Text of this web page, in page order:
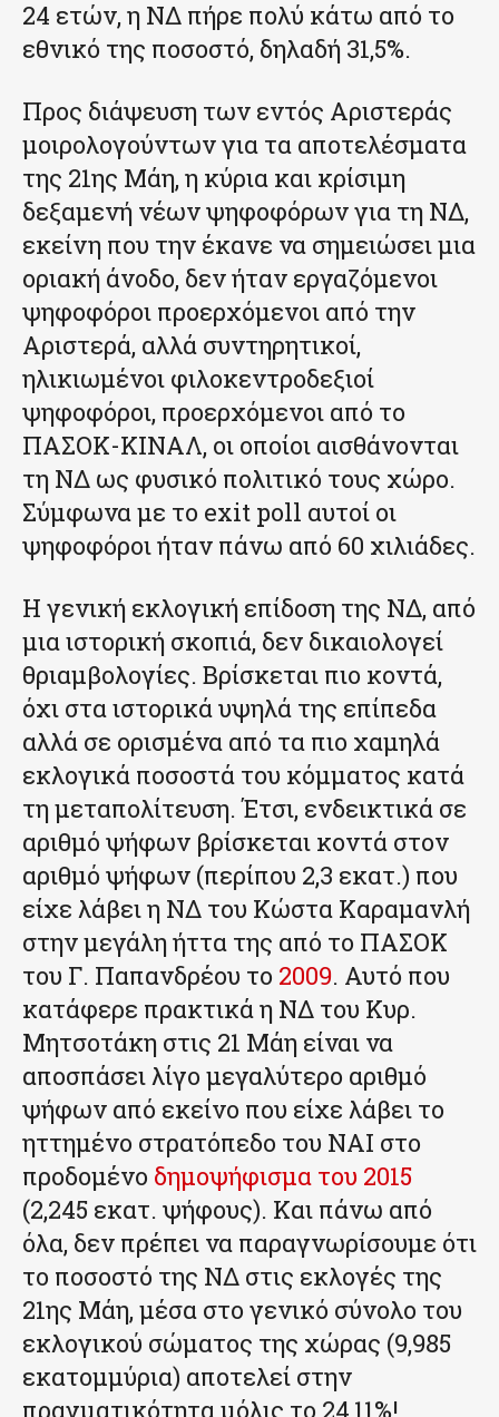
24 ετών, η ΝΔ πήρε πολύ κάτω από το
εθνικό της ποσοστό, δηλαδή 31,5%.
Προς διάψευση των εντός Αριστεράς
μοιρολογούντων για τα αποτελέσματα
της 21ης Μάη, η κύρια και κρίσιμη
δεξαμενή νέων ψηφοφόρων για τη ΝΔ,
εκείνη που την έκανε να σημειώσει μια
οριακή άνοδο, δεν ήταν εργαζόμενοι
ψηφοφόροι προερχόμενοι από την
Αριστερά, αλλά συντηρητικοί,
ηλικιωμένοι φιλοκεντροδεξιοί
ψηφοφόροι, προερχόμενοι από το
ΠΑΣΟΚ-ΚΙΝΑΛ, οι οποίοι αισθάνονται
τη ΝΔ ως φυσικό πολιτικό τους χώρο.
Σύμφωνα με το exit poll αυτοί οι
ψηφοφόροι ήταν πάνω από 60 χιλιάδες.
Η γενική εκλογική επίδοση της ΝΔ, από
μια ιστορική σκοπιά, δεν δικαιολογεί
θριαμβολογίες. Βρίσκεται πιο κοντά,
όχι στα ιστορικά υψηλά της επίπεδα
αλλά σε ορισμένα από τα πιο χαμηλά
εκλογικά ποσοστά του κόμματος κατά
τη μεταπολίτευση. Έτσι, ενδεικτικά σε
αριθμό ψήφων βρίσκεται κοντά στον
αριθμό ψήφων (περίπου 2,3 εκατ.) που
είχε λάβει η ΝΔ του Κώστα Καραμανλή
στην μεγάλη ήττα της από το ΠΑΣΟΚ
του Γ. Παπανδρέου το 2009. Αυτό που
κατάφερε πρακτικά η ΝΔ του Κυρ.
Μητσοτάκη στις 21 Μάη είναι να
αποσπάσει λίγο μεγαλύτερο αριθμό
ψήφων από εκείνο που είχε λάβει το
ηττημένο στρατόπεδο του ΝΑΙ στο
προδομένο δημοψήφισμα του 2015
(2,245 εκατ. ψήφους). Και πάνω από
όλα, δεν πρέπει να παραγνωρίσουμε ότι
το ποσοστό της ΝΔ στις εκλογές της
21ης Μάη, μέσα στο γενικό σύνολο του
εκλογικού σώματος της χώρας (9,985
εκατομμύρια) αποτελεί στην
πραγματικότητα μόλις το 24,11%!